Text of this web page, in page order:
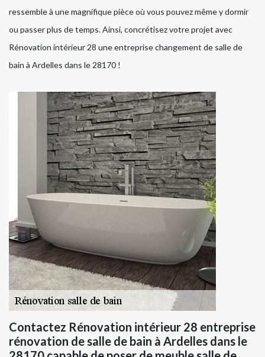
ressemble à une magnifique pièce où vous pouvez même y dormir
ou passer plus de temps. Ainsi, concrétisez votre projet avec
Rénovation intérieur 28 une entreprise changement de salle de
bain à Ardelles dans le 28170 !
Contactez Rénovation intérieur 28 entreprise
rénovation de salle de bain à Ardelles dans le